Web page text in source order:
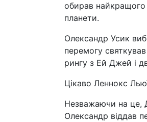
обирав найкращого
планети.
Олександр Усик
перемогу
рингу з Ей Джей і
Цікаво Леннокс
Незважаючи на це,
Олександр віддав